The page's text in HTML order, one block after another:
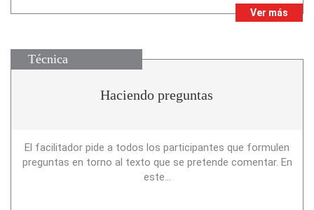
Ver más
Técnica
Haciendo preguntas
El facilitador pide a todos los participantes que formulen
preguntas en torno al texto que se pretende comentar. En
este...